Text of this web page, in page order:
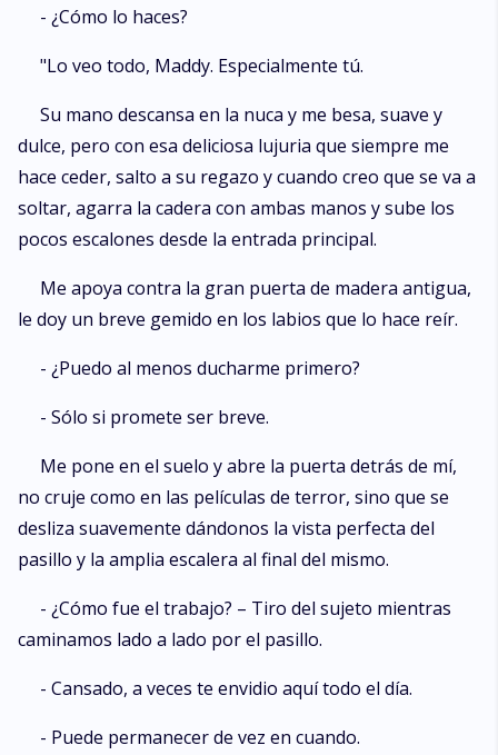
- ¿Cómo lo haces?
"Lo veo todo, Maddy. Especialmente tú.
Su mano descansa en la nuca y me besa, suave y
dulce, pero con esa deliciosa lujuria que siempre me
hace ceder, salto a su regazo y cuando creo que se va a
soltar, agarra la cadera con ambas manos y sube los
pocos escalones desde la entrada principal.
Me apoya contra la gran puerta de madera antigua,
le doy un breve gemido en los labios que lo hace reír.
- ¿Puedo al menos ducharme primero?
- Sólo si promete ser breve.
Me pone en el suelo y abre la puerta detrás de mí,
no cruje como en las películas de terror, sino que se
desliza suavemente dándonos la vista perfecta del
pasillo y la amplia escalera al final del mismo.
- ¿Cómo fue el trabajo? – Tiro del sujeto mientras
caminamos lado a lado por el pasillo.
- Cansado, a veces te envidio aquí todo el día.
- Puede permanecer de vez en cuando.